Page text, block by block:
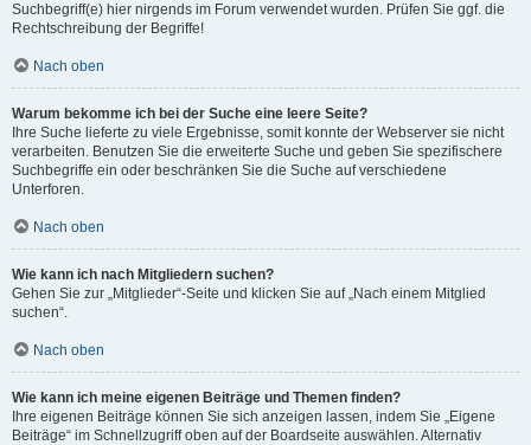
Suchbegriff(e) hier nirgends im Forum verwendet wurden. Prüfen Sie ggf. die
Rechtschreibung der Begriffe!
Nach oben
Warum bekomme ich bei der Suche eine leere Seite?
Ihre Suche lieferte zu viele Ergebnisse, somit konnte der Webserver sie nicht
verarbeiten. Benutzen Sie die erweiterte Suche und geben Sie spezifischere
Suchbegriffe ein oder beschränken Sie die Suche auf verschiedene
Unterforen.
Nach oben
Wie kann ich nach Mitgliedern suchen?
Gehen Sie zur „Mitglieder“-Seite und klicken Sie auf „Nach einem Mitglied
suchen“.
Nach oben
Wie kann ich meine eigenen Beiträge und Themen finden?
Ihre eigenen Beiträge können Sie sich anzeigen lassen, indem Sie „Eigene
Beiträge“ im Schnellzugriff oben auf der Boardseite auswählen. Alternativ